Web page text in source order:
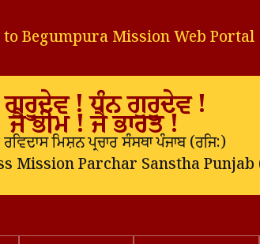
to Begumpura Mission Web Portal
! ਧੰਨ ਗੁਰੂਦੇਵ !
ਜੈ ਭੀਮ ! ਜੈ ਭਾਰਤ !
ਰਵਿਦਾਸ ਮਿਸ਼ਨ ਪ੍ਰਚਾਰ ਸੰਸਥਾ ਪੰਜਾਬ (ਰਜਿ:)
Mission Parchar Sanstha Punjab